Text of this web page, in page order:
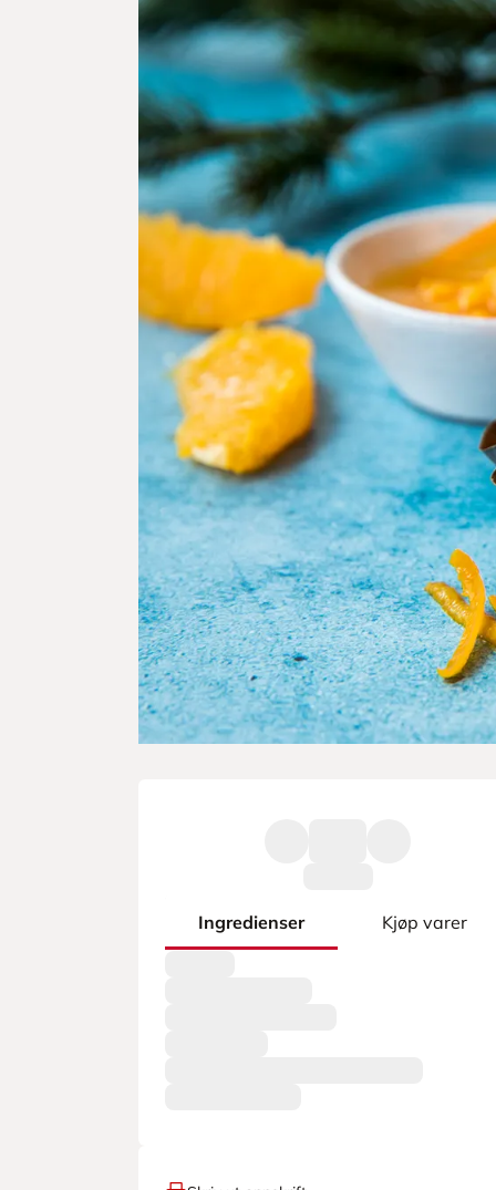
Ingredienser Kjøp varer